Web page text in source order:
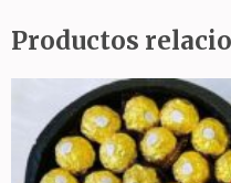
Productos